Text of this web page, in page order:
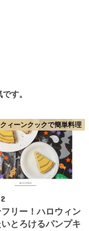
す。
ィーンクックで簡単料理
リー！ハロウィン
とろけるパンプキ